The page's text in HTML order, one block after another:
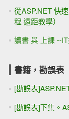
從ASP.NET 快
程 遠距教學）
讀書 與 上課 --
書籍，勘誤表
[勘誤表
[勘誤表]下集。